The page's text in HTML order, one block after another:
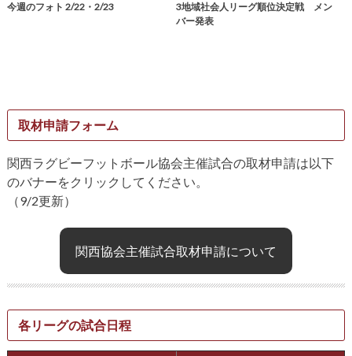
今週のフォト 2/22・2/23
3地域社会人リーグ順位決定戦 メン
バー発表
取材申請フォーム
関西ラグビーフットボール協会主催試合の取材申請は以下
のバナーをクリックしてください。
（9/2更新）
関西協会主催試合取材申請について
各リーグの試合日程